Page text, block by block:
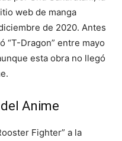
web de manga
de 2020. Antes
“T-Dragon” entre mayo
esta obra no llegó
Anime
Fighter” a la